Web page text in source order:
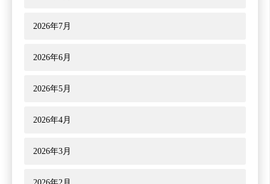
2026年7月
2026年6月
2026年5月
2026年4月
2026年3月